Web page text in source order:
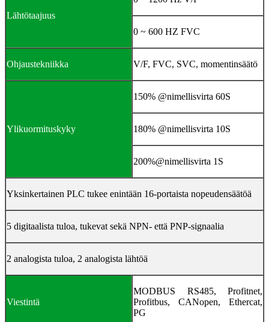
Lähtötaajuus
0 ~ 600 HZ FVC
Ohjaustekniikka V/F, FVC, SVC, momentinsäätö
Ylikuormituskyky
150% @nimellisvirta 60S
180% @nimellisvirta 10S
200%@nimellisvirta 1S
Yksinkertainen PLC tukee enintään 16-portaista nopeudensäätöä
5 digitaalista tuloa, tukevat sekä NPN- että PNP-signaalia
2 analogista tuloa, 2 analogista lähtöä
Viestintä
MODBUS RS485, Profitnet,
Profitbus, CANopen, Ethercat,
PG